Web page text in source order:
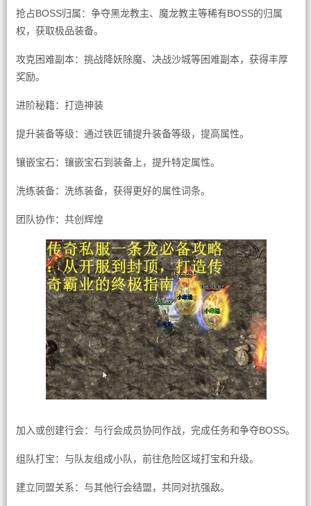
抢占BOSS归属：争夺黑龙教主、魔龙教主等稀有BOSS的归属
权，获取极品装备。
攻克困难副本：挑战降妖除魔、决战沙城等困难副本，获得丰厚
奖励。
进阶秘籍：打造神装
提升装备等级：通过铁匠铺提升装备等级，提高属性。
镶嵌宝石：镶嵌宝石到装备上，提升特定属性。
洗练装备：洗练装备，获得更好的属性词条。
团队协作：共创辉煌
加入或创建行会：与行会成员协同作战，完成任务和争夺BOSS。
组队打宝：与队友组成小队，前往危险区域打宝和升级。
建立同盟关系：与其他行会结盟，共同对抗强敌。